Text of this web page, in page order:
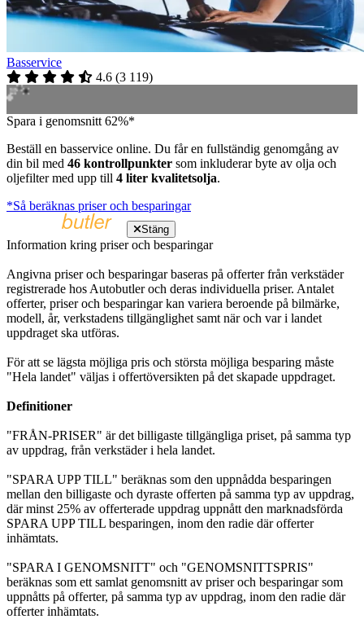
Basservice
4.6 (3 119)
Spara i genomsnitt 62%*
Beställ en basservice online. Du får en fullständig genomgång av
din bil med 46 kontrollpunkter som inkluderar byte av olja och
oljefilter med upp till 4 liter kvalitetsolja.
*Så beräknas priser och besparingar
Stäng
Information kring priser och besparingar
Angivna priser och besparingar baseras på offerter från verkstäder
registrerade hos Autobutler och deras individuella priser. Antalet
offerter, priser och besparingar kan variera beroende på bilmärke,
modell, år, verkstadens tillgänglighet samt när och var i landet
uppdraget ska utföras.
För att se lägsta möjliga pris och största möjliga besparing måste
"Hela landet" väljas i offertöversikten på det skapade uppdraget.
Definitioner
"FRÅN-PRISER" är det billigaste tillgängliga priset, på samma typ
av uppdrag, från verkstäder i hela landet.
"SPARA UPP TILL" beräknas som den uppnådda besparingen
mellan den billigaste och dyraste offerten på samma typ av uppdrag,
där minst 25% av offerterade uppdrag uppnått den marknadsförda
SPARA UPP TILL besparingen, inom den radie där offerter
inhämtats.
"SPARA I GENOMSNITT" och "GENOMSNITTSPRIS"
beräknas som ett samlat genomsnitt av priser och besparingar som
uppnåtts på offerter, på samma typ av uppdrag, inom den radie där
offerter inhämtats.